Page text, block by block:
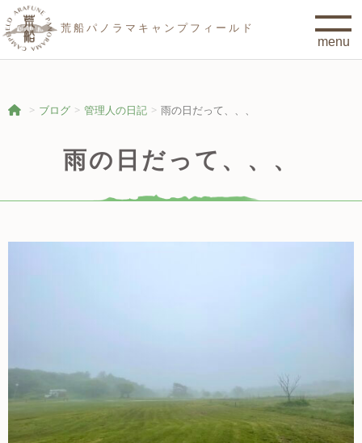
荒船パノラマキャンプフィールド
ブログ 管理人の日記 雨の日だって、、、
雨の日だって、、、